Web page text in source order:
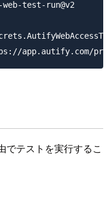
test-run@v2
でテストを実行するこ